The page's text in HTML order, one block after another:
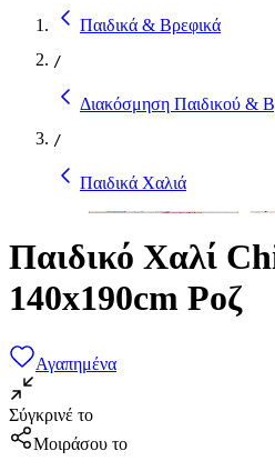
Παιδικά & Βρεφικά
/
Διακόσμηση Παιδικού &
/
Παιδικά Χαλιά
Παιδικό Χαλί
140x190cm Ροζ
Αγαπημένα
Σύγκρινέ το
Μοιράσου το